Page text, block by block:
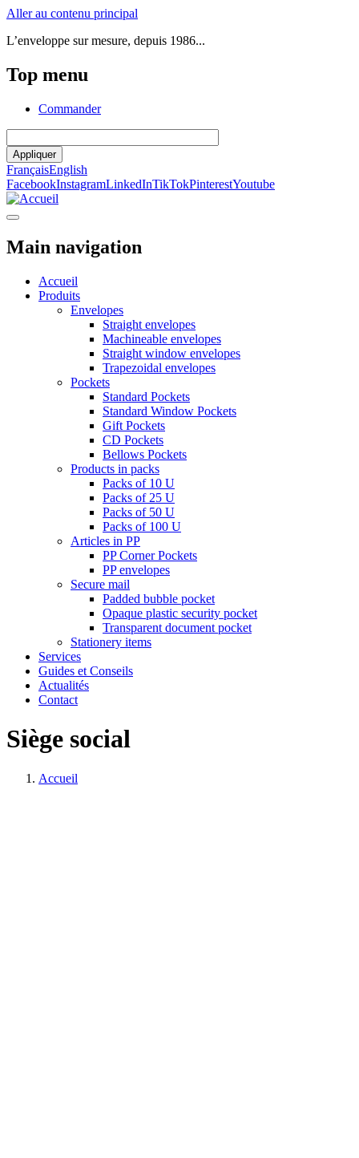
Aller au contenu principal
L’enveloppe sur mesure, depuis 1986...
Top menu
Commander
Appliquer
FrançaisEnglish
FacebookInstagramLinkedInTikTokPinterestYoutube
Main navigation
Accueil
Produits
Envelopes
Straight envelopes
Machineable envelopes
Straight window envelopes
Trapezoidal envelopes
Pockets
Standard Pockets
Standard Window Pockets
Gift Pockets
CD Pockets
Bellows Pockets
Products in packs
Packs of 10 U
Packs of 25 U
Packs of 50 U
Packs of 100 U
Articles in PP
PP Corner Pockets
PP envelopes
Secure mail
Padded bubble pocket
Opaque plastic security pocket
Transparent document pocket
Stationery items
Services
Guides et Conseils
Actualités
Contact
Siège social
Accueil